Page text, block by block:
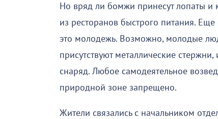
Но вряд ли бомжи принесут лопаты и
из ресторанов быстрого питания.
это молодежь. Возможно, молодые
присутствуют металлические
снаряд. Любое самодеятельное
природной зоне запрещено.
Жители связались с начальником